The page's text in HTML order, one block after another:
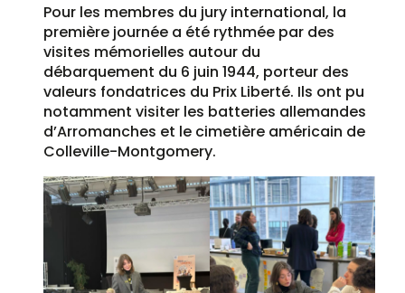
Pour les membres du jury international, la
première journée a été rythmée par des
visites mémorielles autour du
débarquement du 6 juin 1944, porteur des
valeurs fondatrices du Prix Liberté. Ils ont pu
notamment visiter les batteries allemandes
d’Arromanches et le cimetière américain de
Colleville-Montgomery.